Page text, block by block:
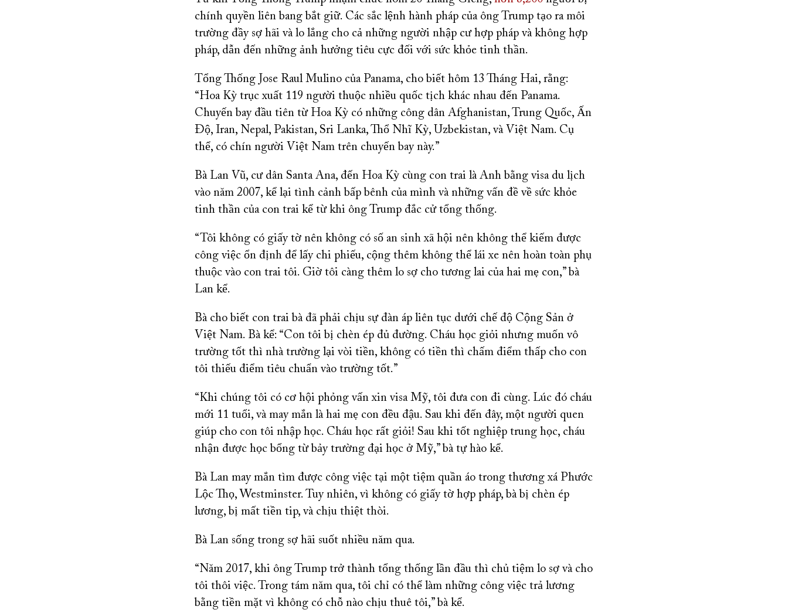
chính quyền liên bang bắt giữ. Các sắc lệnh hành pháp của ông Trump tạo ra môi
trường đầy sợ hãi và lo lắng cho cả những người nhập cư hợp pháp và không hợp
pháp, dẫn đến những ảnh hưởng tiêu cực đối với sức khỏe tinh thần.
Tổng Thống Jose Raul Mulino của Panama, cho biết hôm 13 Tháng Hai, rằng:
“Hoa Kỳ trục xuất 119 người thuộc nhiều quốc tịch khác nhau đến Panama.
Chuyến bay đầu tiên từ Hoa Kỳ có những công dân Afghanistan, Trung Quốc, Ấn
Độ, Iran, Nepal, Pakistan, Sri Lanka, Thổ Nhĩ Kỳ, Uzbekistan, và Việt Nam. Cụ
thể, có chín người Việt Nam trên chuyến bay này.”
Bà Lan Vũ, cư dân Santa Ana, đến Hoa Kỳ cùng con trai là Anh bằng visa du lịch
vào năm 2007, kể lại tình cảnh bấp bênh của mình và những vấn đề về sức khỏe
tinh thần của con trai kể từ khi ông Trump đắc cử tổng thống.
“Tôi không có giấy tờ nên không có số an sinh xã hội nên không thể kiếm được
công việc ổn định để lấy chi phiếu, cộng thêm không thể lái xe nên hoàn toàn phụ
thuộc vào con trai tôi. Giờ tôi càng thêm lo sợ cho tương lai của hai mẹ con,” bà
Lan kể.
Bà cho biết con trai bà đã phải chịu sự đàn áp liên tục dưới chế độ Cộng Sản ở
Việt Nam. Bà kể: “Con tôi bị chèn ép đủ đường. Cháu học giỏi nhưng muốn vô
trường tốt thì nhà trường lại vòi tiền, không có tiền thì chấm điểm thấp cho con
tôi thiếu điểm tiêu chuẩn vào trường tốt.”
“Khi chúng tôi có cơ hội phỏng vấn xin visa Mỹ, tôi đưa con đi cùng. Lúc đó cháu
mới 11 tuổi, và may mắn là hai mẹ con đều đậu. Sau khi đến đây, một người quen
giúp cho con tôi nhập học. Cháu học rất giỏi! Sau khi tốt nghiệp trung học, cháu
nhận được học bổng từ bảy trường đại học ở Mỹ,” bà tự hào kể.
Bà Lan may mắn tìm được công việc tại một tiệm quần áo trong thương xá Phước
Lộc Thọ, Westminster. Tuy nhiên, vì không có giấy tờ hợp pháp, bà bị chèn ép
lương, bị mất tiền tip, và chịu thiệt thòi.
Bà Lan sống trong sợ hãi suốt nhiều năm qua.
“Năm 2017, khi ông Trump trở thành tổng thống lần đầu thì chủ tiệm lo sợ và cho
tôi thôi việc. Trong tám năm qua, tôi chỉ có thể làm những công việc trả lương
bằng tiền mặt vì không có chỗ nào chịu thuê tôi,” bà kể.